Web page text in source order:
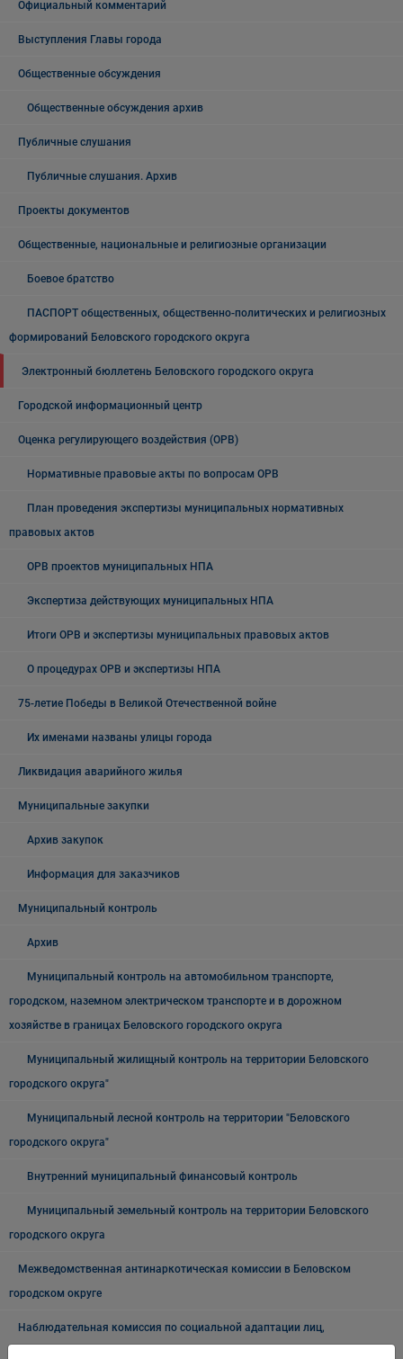
Официальный комментарий
Выступления Главы города
Общественные обсуждения
Общественные обсуждения архив
Публичные слушания
Публичные слушания. Архив
Проекты документов
Общественные, национальные и религиозные организации
Боевое братство
ПАСПОРТ общественных, общественно-политических и религиозных
формирований Беловского городского округа
Электронный бюллетень Беловского городского округа
Городской информационный центр
Оценка регулирующего воздействия (ОРВ)
Нормативные правовые акты по вопросам ОРВ
План проведения экспертизы муниципальных нормативных
правовых актов
ОРВ проектов муниципальных НПА
Экспертиза действующих муниципальных НПА
Итоги ОРВ и экспертизы муниципальных правовых актов
О процедурах ОРВ и экспертизы НПА
75-летие Победы в Великой Отечественной войне
Их именами названы улицы города
Ликвидация аварийного жилья
Муниципальные закупки
Архив закупок
Информация для заказчиков
Муниципальный контроль
Архив
Муниципальный контроль на автомобильном транспорте,
городском, наземном электрическом транспорте и в дорожном
хозяйстве в границах Беловского городского округа
Муниципальный жилищный контроль на территории Беловского
городского округа"
Муниципальный лесной контроль на территории "Беловского
городского округа"
Внутренний муниципальный финансовый контроль
Муниципальный земельный контроль на территории Беловского
городского округа
Межведомственная антинаркотическая комиссии в Беловском
городском округе
Наблюдательная комиссия по социальной адаптации лиц,